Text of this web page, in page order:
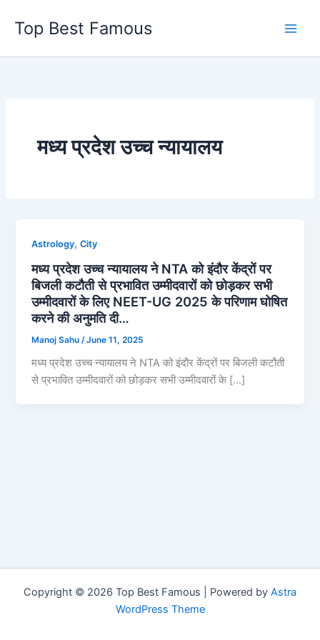
content
Top Best Famous
मध्य प्रदेश उच्च न्यायालय
Astrology,City
मध्य प्रदेश उच्च न्यायालय ने NTA को इंदौर केंद्रों पर
बिजली कटौती से प्रभावित उम्मीदवारों को छोड़कर सभी
उम्मीदवारों के लिए NEET-UG 2025 के परिणाम घोषित
करने की अनुमति दी…
Manoj Sahu /June 11, 2025
मध्य प्रदेश उच्च न्यायालय ने NTA को इंदौर केंद्रों पर बिजली कटौती
से प्रभावित उम्मीदवारों को छोड़कर सभी उम्मीदवारों के […]
Copyright © 2026 Top Best Famous | Powered by Astra
WordPress Theme